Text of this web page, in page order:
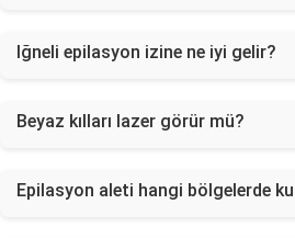
Iğneli epilasyon izine ne iyi gelir?
Beyaz kılları lazer görür mü?
Epilasyon aleti hangi bölgelerde